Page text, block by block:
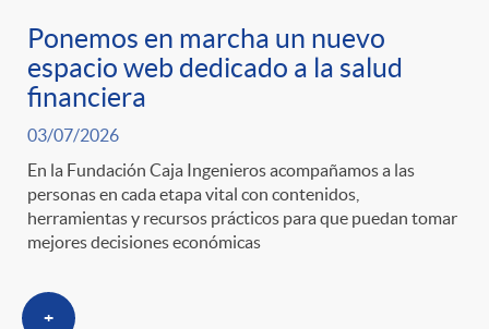
r
i
a
s
Ponemos en marcha un nuevo
espacio web dedicado a la salud
financiera
03/07/2026
En la Fundación Caja Ingenieros acompañamos a las
personas en cada etapa vital con contenidos,
herramientas y recursos prácticos para que puedan tomar
mejores decisiones económicas
+